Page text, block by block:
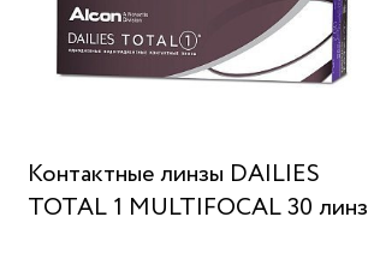
Контактные линзы DAILIES
TOTAL 1 MULTIFOCAL 30 линз